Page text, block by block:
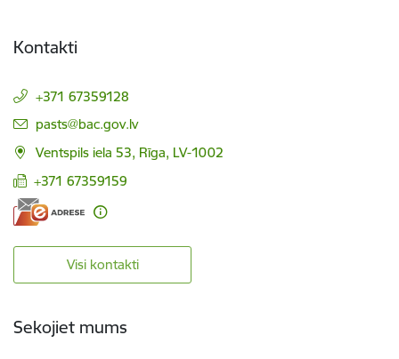
Kontakti
+371 67359128
E-pasts:
pasts@bac.gov.lv
Ventspils iela 53, Rīga, LV-1002
+371 67359159
Visi kontakti
Sekojiet mums